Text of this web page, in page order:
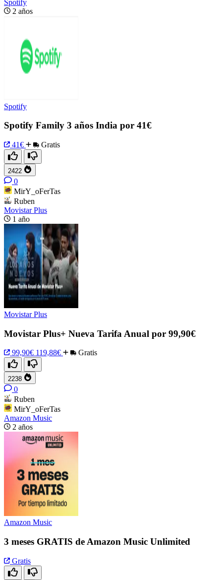
Spotify
2 años
Spotify
Spotify Family 3 años India por 41€
41€ Gratis
2422
0
MirY_oFerTas
Ruben
Movistar Plus
1 año
Movistar Plus
Movistar Plus+ Nueva Tarifa Anual por 99,90€
99,90€ 119,88€ Gratis
2238
0
Ruben
MirY_oFerTas
Amazon Music
2 años
Amazon Music
3 meses GRATIS de Amazon Music Unlimited
Gratis